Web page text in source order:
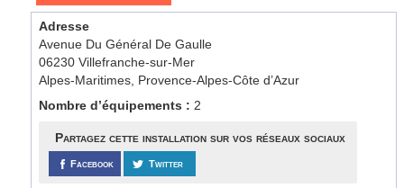
Adresse
Avenue Du Général De Gaulle
06230 Villefranche-sur-Mer
Alpes-Maritimes, Provence-Alpes-Côte d’Azur
Nombre d’équipements : 2
Partagez cette installation sur vos réseaux sociaux
Facebook Twitter